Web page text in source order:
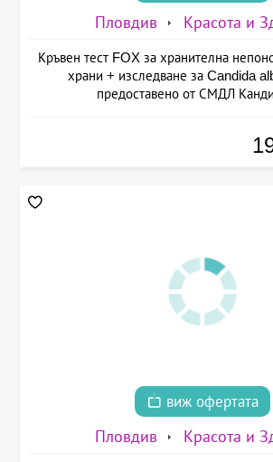
Пловдив Красота и
Кръвен тест FOX за хранителна
храни + изследване за Candida
предоставено от СМДЛ
виж офертата
Пловдив Красота и